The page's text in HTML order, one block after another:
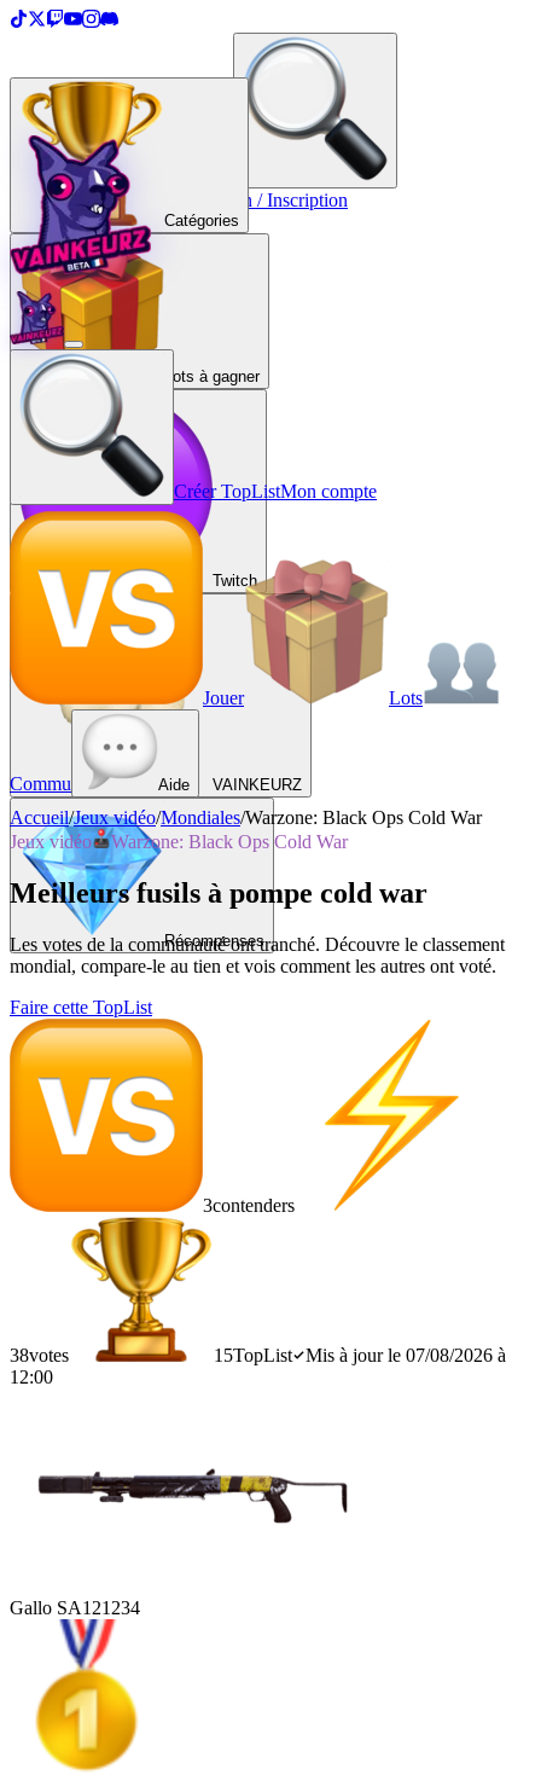
Créer une TopList Connexion / Inscription
Catégories
Lots à gagner
Twitch
VAINKEURZ
Récompenses
Créer TopListMon compte
Jouer Lots
Commu Aide
Accueil/Jeux vidéo/Mondiales/Warzone: Black Ops Cold War
Jeux vidéo
Warzone: Black Ops Cold War
Meilleurs fusils à pompe cold war
Les votes de la communauté ont tranché. Découvre le classement
mondial, compare-le au tien et vois comment les autres ont voté.
Faire cette TopList
3contenders
38votes 15TopList
Mis à jour le 07/08/2026 à
12:00
Gallo SA121234